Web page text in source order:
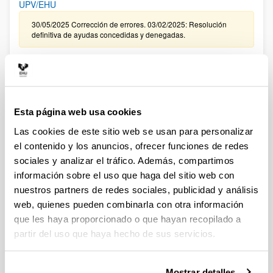
Esta página web usa cookies
Las cookies de este sitio web se usan para personalizar
el contenido y los anuncios, ofrecer funciones de redes
sociales y analizar el tráfico. Además, compartimos
información sobre el uso que haga del sitio web con
nuestros partners de redes sociales, publicidad y análisis
web, quienes pueden combinarla con otra información
que les haya proporcionado o que hayan recopilado a
partir del uso que haya hecho de sus servicios.
UPV/EHU
30/05/2025 Corrección de errores. 03/02/2025: Resolución
definitiva de ayudas concedidas y denegadas.
CONVOCATORIA, DE TRAMITACIÓN ANTICIPADA, DE
CONTRATACIÓN PARA LA FORMACIÓN DE PERSONAL
INVESTIGADOR EN LA UPV/EHU ASOCIADO A LA
DE CONOCIMIENTO ” DEL MINISTERIO DE CIENCIA,
INNOVACIÓN Y UNIVERSIDADES (FPI 2025)
09/01/2026. Resolución definitiva de ayudas concedidas y
denegadas.
CONVOCATORIA EXTRAORDINARIA DE CONTRATACIÓN
PARA LA FORMACIÓN DE PERSONAL INVESTIGADOR
ASOCIADO A LAS AYUDAS CONCEDIDAS EN LA
CONVOCATORIA DE “PROYECTOS DE GENERACIÓN DE
CONOCIMIENTO” DEL MINISTERIO DE CIENCIA E
INNOVACIÓN 2024 EN LA UPV/EHU